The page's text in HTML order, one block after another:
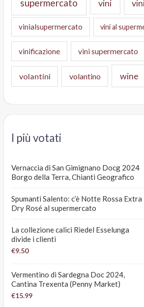
supermercato vini
vinialsupermercato vini al
vinificazione vini supermercato
volantini volantino wine
I più votati
Vernaccia di San Gimignano Docg 2024
Borgo della Terra, Chianti Geografico
Spumanti Salento: c’è Notte Rossa Extra
Dry Rosé al supermercato
La collezione calici Riedel Esselunga
divide i clienti
€9.50
Vermentino di Sardegna Doc 2024,
Cantina Trexenta (Penny Market)
€15.99